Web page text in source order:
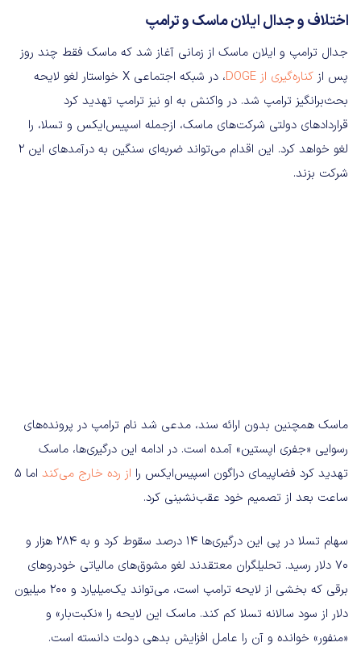
اختلاف و جدال ایلان ماسک و ترامپ
جدال ترامپ و ایلان ماسک از زمانی آغاز شد که ماسک فقط چند روز
پس از کناره‌گیری از DOGE
، در شبکه اجتماعی X خواستار لغو لایحه
بحث‌برانگیز ترامپ شد. در واکنش به او نیز ترامپ تهدید کرد
قراردادهای دولتی شرکت‌های ماسک، ازجمله اسپیس‌ایکس و تسلا، را
لغو خواهد کرد. این اقدام می‌تواند ضربه‌ای سنگین به درآمدهای این 2
شرکت بزند.
ماسک همچنین بدون ارائه سند، مدعی شد نام ترامپ در پرونده‌های
رسوایی «جفری اپستین» آمده است. در ادامه این درگیری‌ها، ماسک
تهدید کرد فضاپیمای دراگون اسپیس‌ایکس را از رده خارج می‌کند
اما 5
ساعت بعد از تصمیم خود عقب‌نشینی کرد.
سهام تسلا در پی این درگیری‌ها 14 درصد سقوط کرد و به 284 هزار و
70 دلار رسید. تحلیلگران معتقدند لغو مشوق‌های مالیاتی خودروهای
برقی که بخشی از لایحه ترامپ است، می‌تواند یک‌میلیارد و 200 میلیون
دلار از سود سالانه تسلا کم کند. ماسک این لایحه را «نکبت‌بار» و
«منفور» خوانده و آن را عامل افزایش بدهی دولت دانسته است.